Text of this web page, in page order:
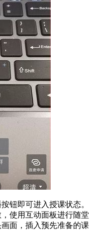
钮即可进入授课状态。
使用互动面板进行随堂
面，插入预先准备的课